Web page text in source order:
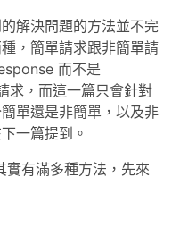
解決問題的方法並不完
，簡單請求跟非簡單請
而不是
求，而這一篇只會針對
單還是非簡單，以及非
一篇提到。
實有滿多種方法，先來